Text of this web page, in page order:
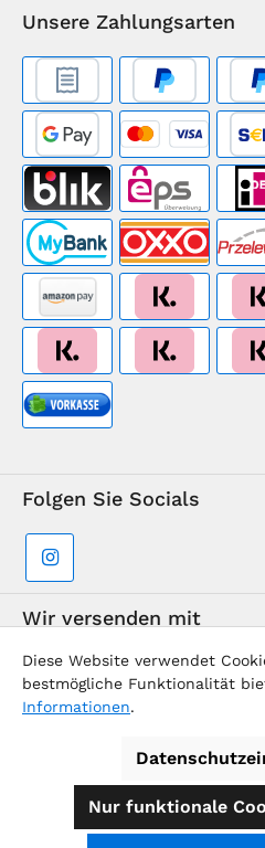
Unsere Zahlungsarten
Folgen Sie Socials
Wir versenden mit
Diese Website verwendet
bestmögliche Funktionalität
Informationen.
Nur funktionale